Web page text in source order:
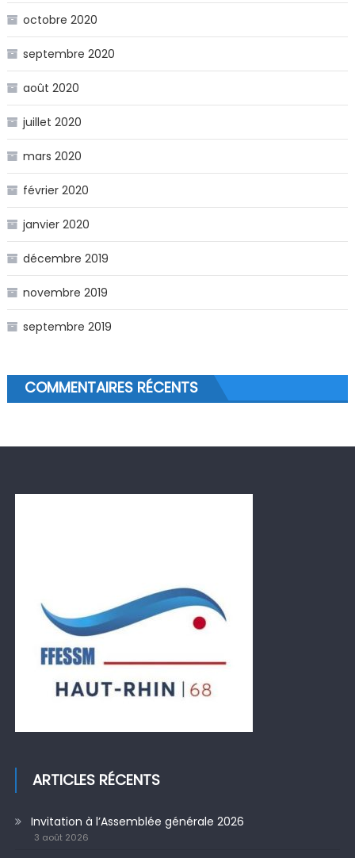
octobre 2020
septembre 2020
août 2020
juillet 2020
mars 2020
février 2020
janvier 2020
décembre 2019
novembre 2019
septembre 2019
COMMENTAIRES RÉCENTS
ARTICLES RÉCENTS
Invitation à l’Assemblée générale 2026
3 août 2026